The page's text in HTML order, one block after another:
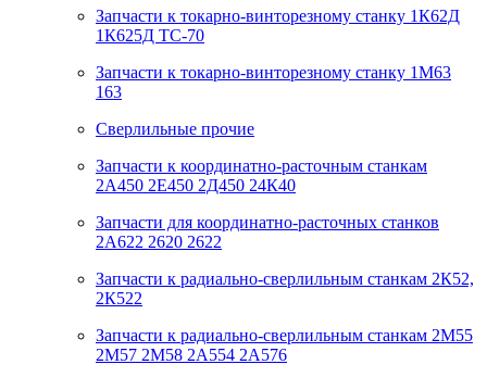
Запчасти к токарно-винторезному станку 1К62Д
1К625Д ТС-70
Запчасти к токарно-винторезному станку 1М63
163
Сверлильные прочие
Запчасти к координатно-расточным станкам
2А450 2Е450 2Д450 24К40
Запчасти для координатно-расточных станков
2А622 2620 2622
Запчасти к радиально-сверлильным станкам 2К52,
2К522
Запчасти к радиально-сверлильным станкам 2М55
2М57 2М58 2А554 2А576